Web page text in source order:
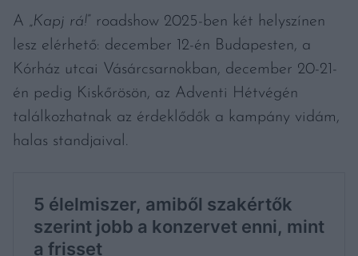
A „Kapj rá! ” roadshow 2025-ben két helyszínen
lesz elérhető: december 12-én Budapesten, a
Kórház utcai Vásárcsarnokban, december 20-21-
én pedig Kiskőrösön, az Adventi Hétvégén
találkozhatnak az érdeklődők a kampány vidám,
halas standjaival.